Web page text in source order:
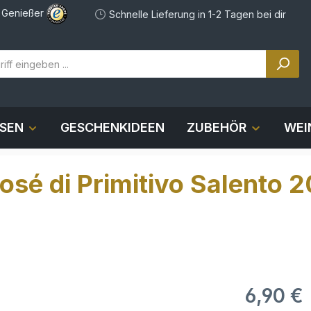
Schnelle Lieferung in 1-2 Tagen bei dir
GESCHENKIDEEN ZUBEHÖR
di Primitivo Salento
6,90 €